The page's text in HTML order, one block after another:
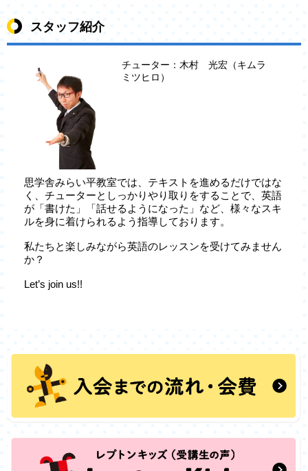
スタッフ紹介
チューター：木村 光宏（キムラ
ミツヒロ）
思学舎みらい平教室では、テキストを進めるだけではな
く、チューターとしっかりやり取りをすることで、英語
が「書けた」「話せるようになった」など、様々なスキ
ルを身に着けられるよう指導しております。
私たちと楽しみながら英語のレッスンを受けてみません
か？
Let’s join us!!